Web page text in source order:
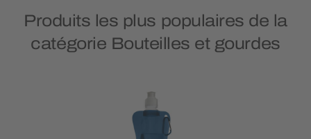
Produits les plus populaires de la
catégorie Bouteilles et gourdes